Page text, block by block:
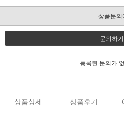
상품문의
문의하기
등록된 문의가
상품상세 상품후기